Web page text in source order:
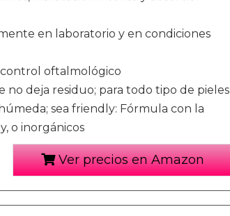
en laboratorio y en condiciones
control oftalmológico
no deja residuo; para todo tipo de pieles
sea friendly: Fórmula con la
o inorgánicos
Ver precios en Amazon